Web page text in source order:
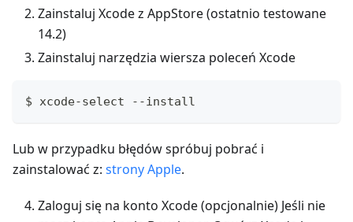
Zainstaluj Xcode z AppStore (ostatnio testowane
14.2)
Zainstaluj narzędzia wiersza poleceń Xcode
$ xcode-select --install
Lub w przypadku błędów spróbuj pobrać i
zainstalować z: strony Apple.
Zaloguj się na konto Xcode (opcjonalnie) Jeśli nie